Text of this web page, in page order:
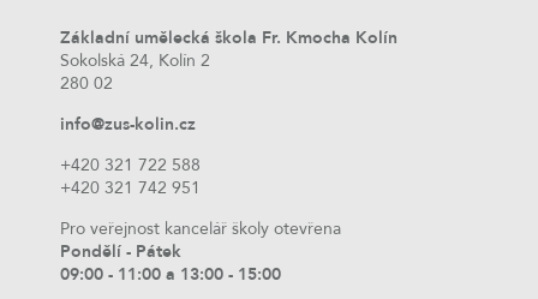
Základní umělecká škola Fr. Kmocha Kolín
Sokolská 24, Kolín 2
280 02
info@zus-kolin.cz
+420 321 722 588
+420 321 742 951
Pro veřejnost kancelář školy otevřena
Pondělí - Pátek
09:00 - 11:00 a 13:00 - 15:00